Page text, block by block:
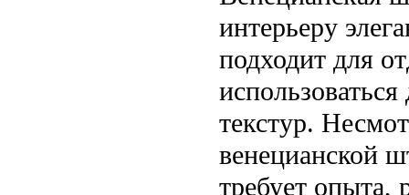
интерьеру
подходит для
текстур.
венецианской
требует опыта,